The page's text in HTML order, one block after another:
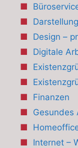
Design –
Digitale
Finanzen
Gesundes
Internet –